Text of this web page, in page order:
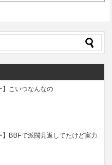
】こいつなんなの
】BBFで派閥見返してたけど実力